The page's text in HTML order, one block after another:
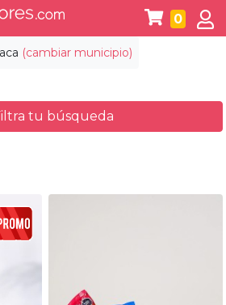
(cambiar municipio)
0
tu búsqueda